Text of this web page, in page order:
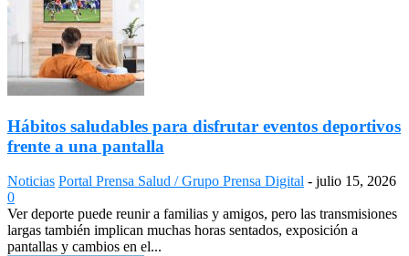
Hábitos saludables para disfrutar eventos deportivos
frente a una pantalla
Noticias Portal Prensa Salud / Grupo Prensa Digital - julio 15, 2026
0
Ver deporte puede reunir a familias y amigos, pero las transmisiones
largas también implican muchas horas sentados, exposición a
pantallas y cambios en el...